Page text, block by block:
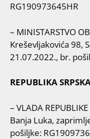
RG190973645HR
– MINISTARSTVO
Kreševljakovića 98,
21.07.2022., br.
REPUBLIKA
– VLADA
Banja Luka,
pošiljke: